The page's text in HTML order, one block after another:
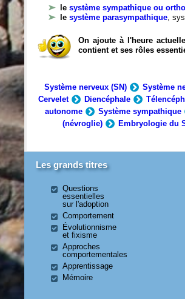
lesystème sympathique ou
lesystème parasympathique,
On ajoute à l'heure
contient et ses rôles
Système nerveux (SN) Système
Cervelet
Diencéphale
autonome
Système sympathique
(névroglie)
Embryologie du
Les grands titres
Questions
essentielles
sur l'adoption
Comportement
Évolutionnisme
et fixisme
Approches
comportementales
Apprentissage
Mémoire